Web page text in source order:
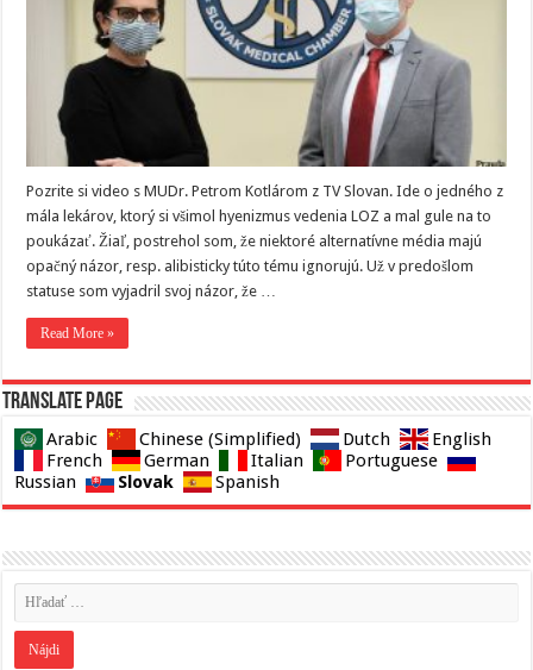
Pozrite si video s MUDr. Petrom Kotlárom z TV Slovan. Ide o jedného z
mála lekárov, ktorý si všimol hyenizmus vedenia LOZ a mal gule na to
poukázať. Žiaľ, postrehol som, že niektoré alternatívne média majú
opačný názor, resp. alibisticky túto tému ignorujú. Už v predošlom
statuse som vyjadril svoj názor, že …
Read More »
Translate page
Arabic Chinese (Simplified) Dutch
English
French
German Italian
Portuguese
Russian
Slovak Spanish